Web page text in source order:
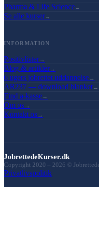
Pharma & Life Science→
Se alle kurser→
INFORMATION
Positivlister→
Blog & artikler→
6 ugers jobrettet uddannelse→
AR237 — download blanket→
Find a-kasse→
Om os→
Kontakt os→
JobrettedeKurser.dk
Copyright 2020 – 2026 ©
Privatlivspolitik